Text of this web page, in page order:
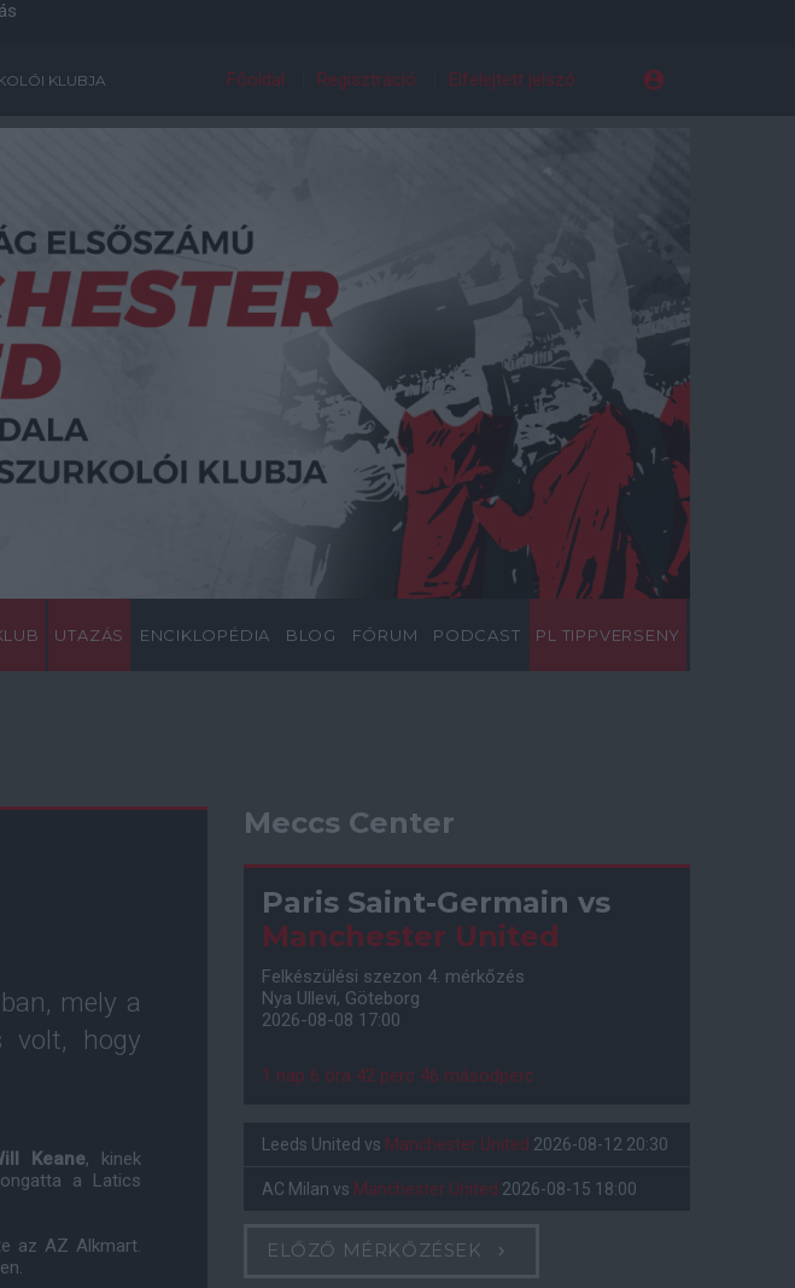
KLUBJA Főoldal Regisztráció Elfelejtett jelszó
UTAZÁS ENCIKLOPÉDIA BLOG FÓRUM PODCAST PL TIPPVERSENY
mely a
volt, hogy
Keane, kinek
a Latics
az AZ Alkmart.
Meccs Center
Paris Saint-Germain vs
Manchester United
Felkészülési szezon 4. mérkőzés
Nya Ullevi, Göteborg
2026-08-08 17:00
1 nap 6 óra 42 perc 45 másodperc
Leeds United vs Manchester United 2026-08-12 20:30
AC Milan vs Manchester United 2026-08-15 18:00
ELŐZŐ MÉRKŐZÉSEK